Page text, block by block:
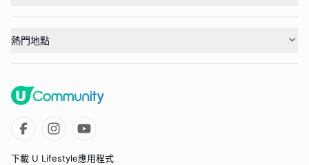
熱門地點
下載 U Lifestyle應用程式